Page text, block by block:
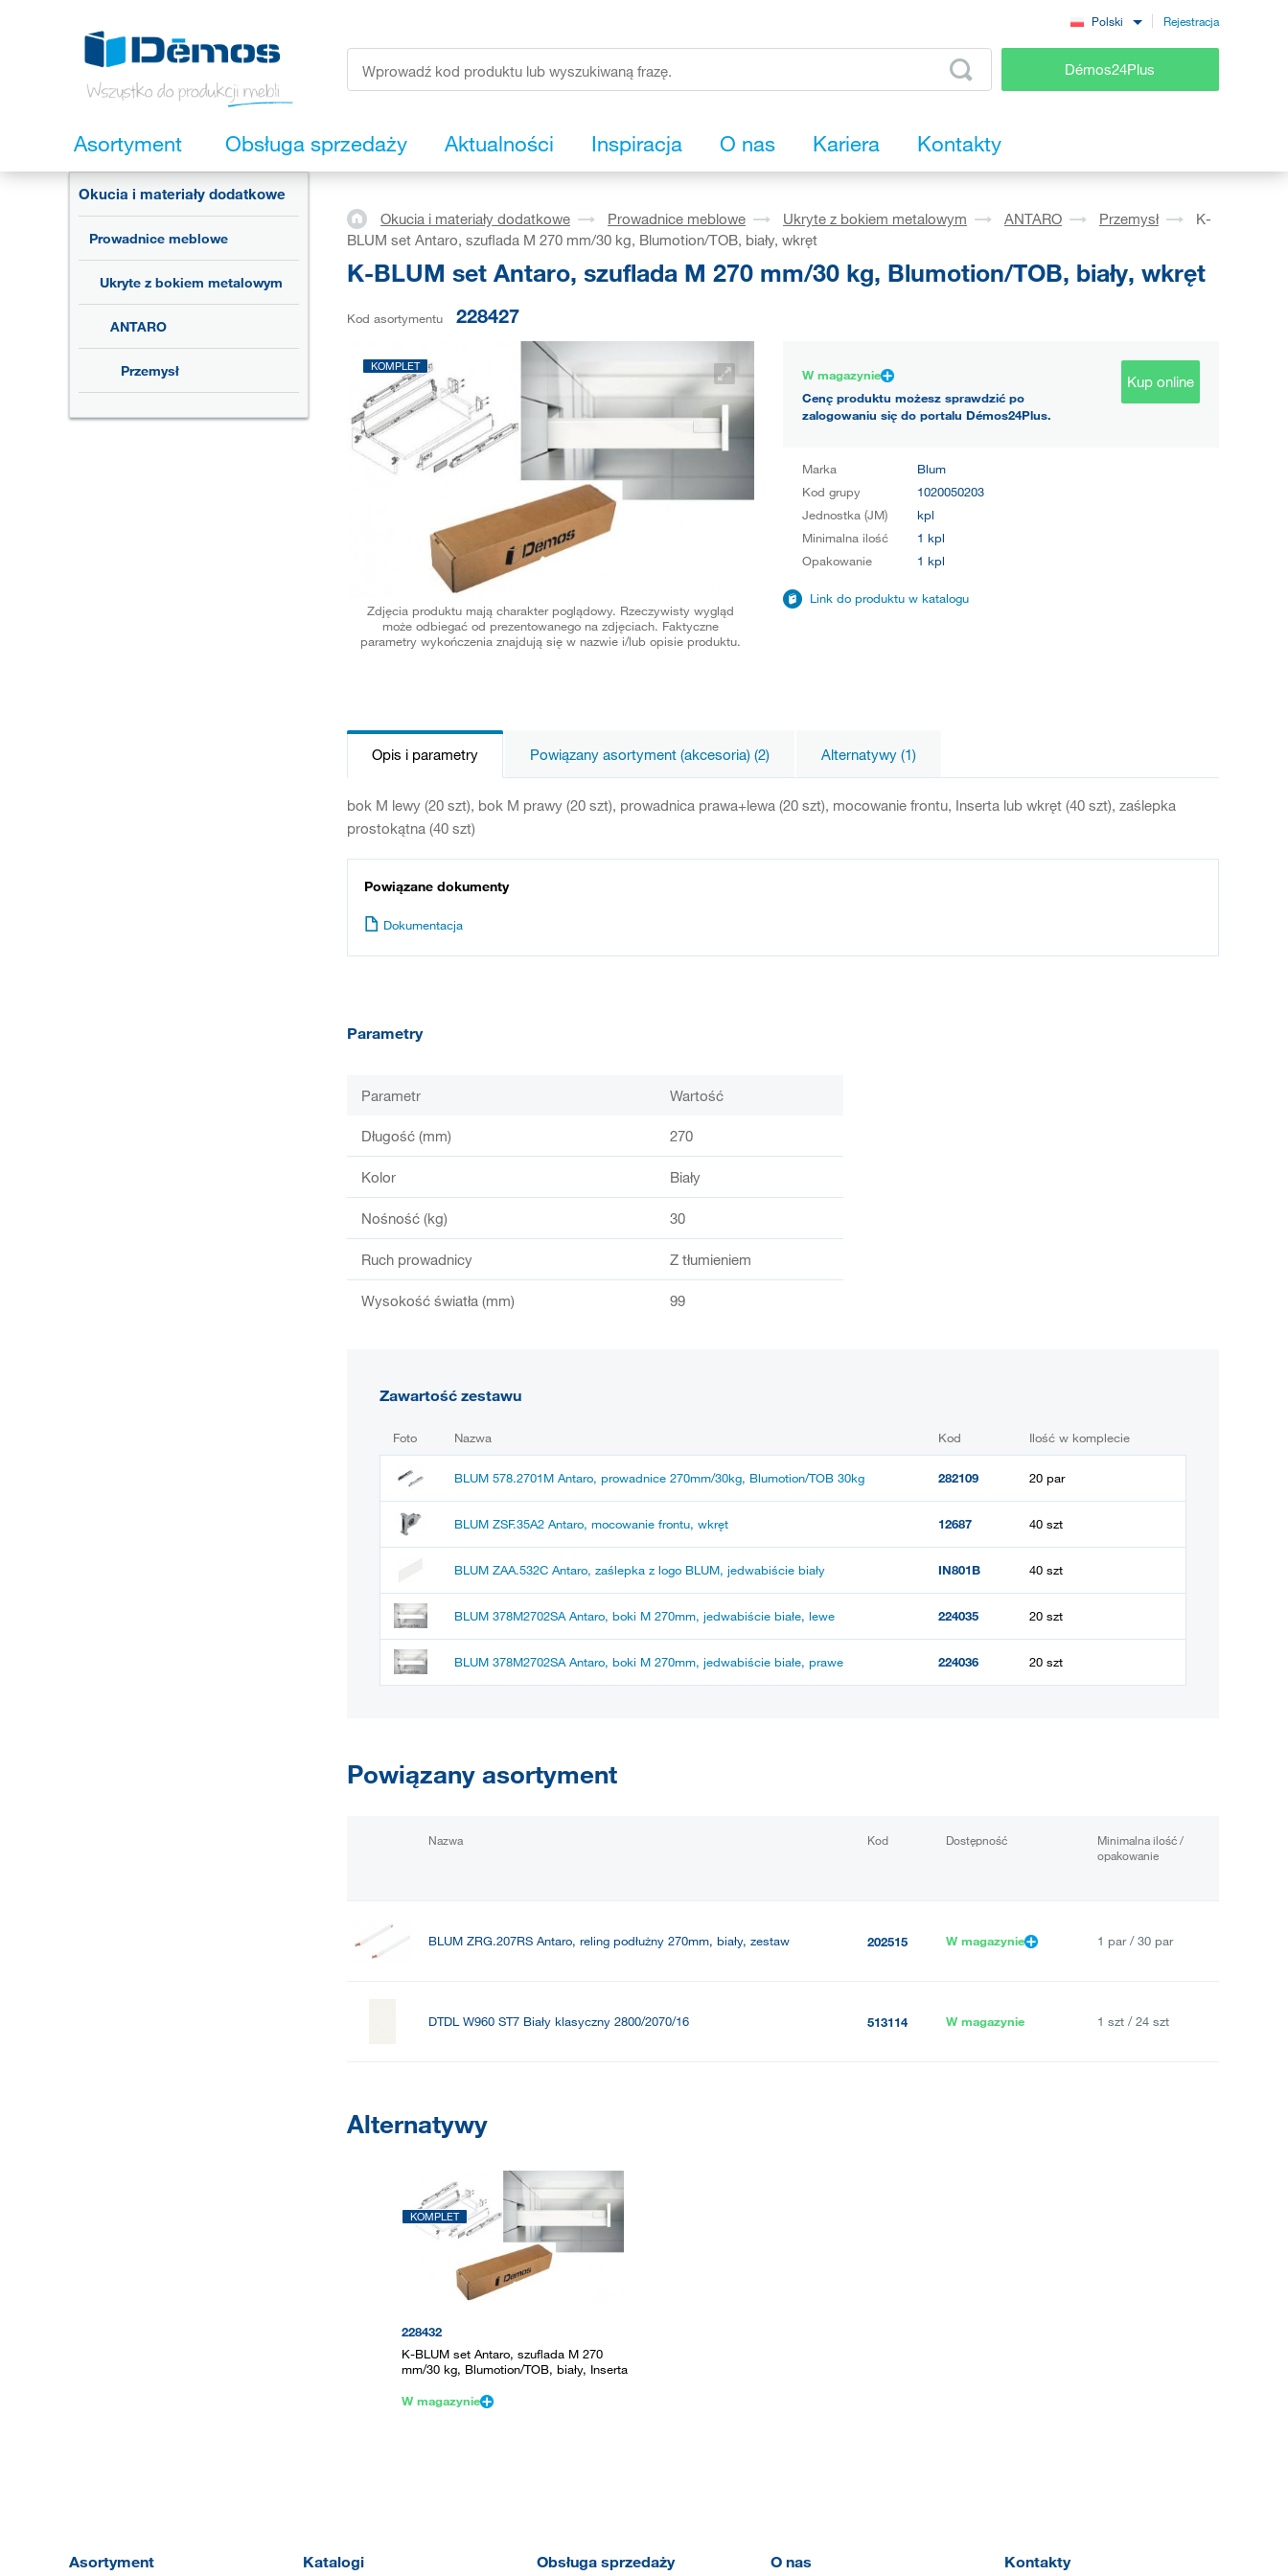
Polski Rejestracja
Démos24Plus
Asortyment Obsługa sprzedaży Aktualności Inspiracja O nas Kariera Kontakty
Okucia i materiały dodatkowe
Prowadnice meblowe
Ukryte z bokiem metalowym
ANTARO
Przemysł
Okucia i materiały dodatkowe Prowadnice meblowe Ukryte z bokiem metalowym ANTARO Przemysł
K-
BLUM set Antaro, szuflada M 270 mm/30 kg, Blumotion/TOB, biały, wkręt
K-BLUM set Antaro, szuflada M 270 mm/30 kg, Blumotion/TOB, biały, wkręt
Kod asortymentu 228427
KOMPLET
Zdjęcia produktu mają charakter poglądowy. Rzeczywisty wygląd
może odbiegać od prezentowanego na zdjęciach. Faktyczne
parametry wykończenia znajdują się w nazwie i/lub opisie produktu.
W magazynie
Cenę produktu możesz sprawdzić po
zalogowaniu się do portalu Démos24Plus.
Kup online
Marka
Blum
Kod grupy
1020050203
Jednostka (JM)
kpl
Minimalna ilość
1 kpl
Opakowanie
1 kpl
Link do produktu w katalogu
Opis i parametry Powiązany asortyment (akcesoria) (2) Alternatywy (1)
bok M lewy (20 szt), bok M prawy (20 szt), prowadnica prawa+lewa (20 szt), mocowanie frontu, Inserta lub wkręt (40 szt), zaślepka
prostokątna (40 szt)
Powiązane dokumenty
Dokumentacja
Parametry
Parametr Wartość
Długość (mm) 270
Kolor Biały
Nośność (kg) 30
Ruch prowadnicy Z tłumieniem
Wysokość światła (mm) 99
Zawartość zestawu
Foto Nazwa Kod Ilość w komplecie
BLUM 578.2701M Antaro, prowadnice 270mm/30kg, Blumotion/TOB 30kg 282109 20 par
BLUM ZSF.35A2 Antaro, mocowanie frontu, wkręt 12687 40 szt
BLUM ZAA.532C Antaro, zaślepka z logo BLUM, jedwabiście biały IN801B 40 szt
BLUM 378M2702SA Antaro, boki M 270mm, jedwabiście białe, lewe 224035 20 szt
BLUM 378M2702SA Antaro, boki M 270mm, jedwabiście białe, prawe 224036 20 szt
Powiązany asortyment
Nazwa Kod Dostępność
Minimalna ilość /
opakowanie
BLUM ZRG.207RS Antaro, reling podłużny 270mm, biały, zestaw 202515 W magazynie 1 par / 30 par
DTDL W960 ST7 Biały klasyczny 2800/2070/16 513114 W magazynie 1 szt / 24 szt
Alternatywy
KOMPLET
228432
K-BLUM set Antaro, szuflada M 270
mm/30 kg, Blumotion/TOB, biały, Inserta
W magazynie
Asortyment Katalogi Obsługa sprzedaży O nas Kontakty